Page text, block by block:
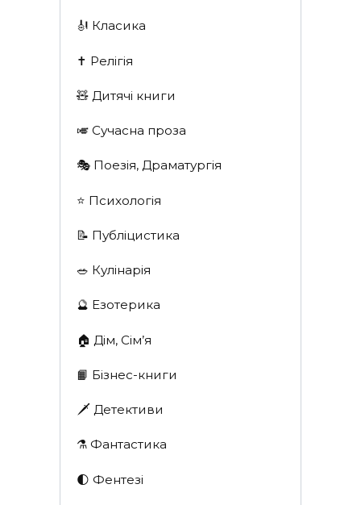
🎻 Класика
✝️ Релігія
🧸 Дитячі книги
🎺 Сучасна проза
🎭 Поезія, Драматургія
⭐️ Психологія
📝 Публіцистика
🥗 Кулінарія
🔮 Езотерика
🏠 Дім, Сім’я
📙 Бізнес-книги
🗡 Детективи
⚗️ Фантастика
🌓 Фентезі